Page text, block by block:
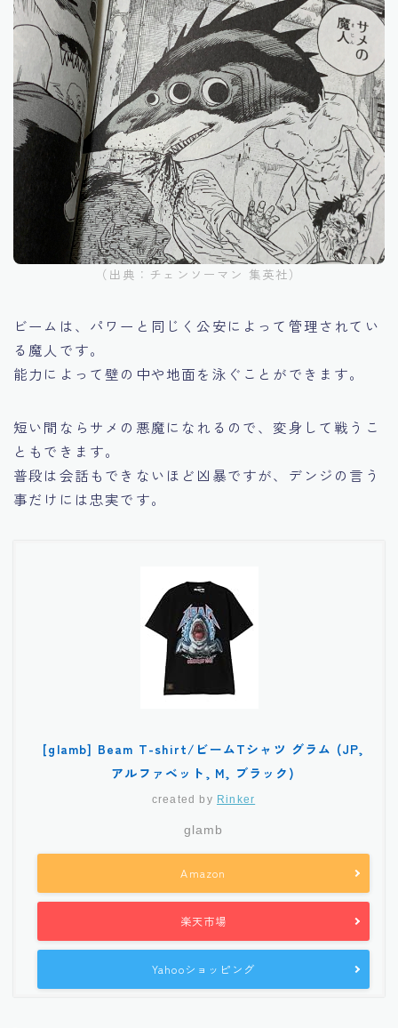
（出典：チェンソーマン 集英社）
ビームは、パワーと同じく公安によって管理されてい
る魔人です。
能力によって壁の中や地面を泳ぐことができます。
短い間ならサメの悪魔になれるので、変身して戦うこ
ともできます。
普段は会話もできないほど凶暴ですが、デンジの言う
事だけには忠実です。
[glamb] Beam T-shirt/ビームTシャツ グラム (JP,
アルファベット, M, ブラック)
created by Rinker
glamb
Amazon
楽天市場
Yahooショッピング